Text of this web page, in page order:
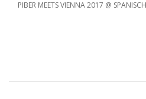
PIBER MEETS VIENNA 2017 @